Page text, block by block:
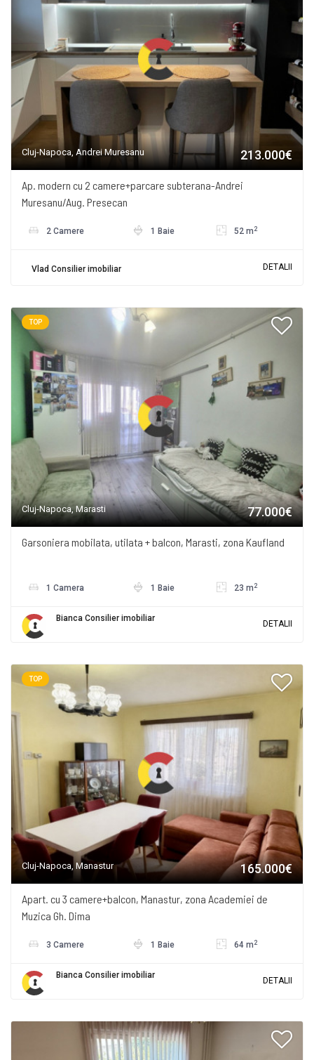
Cluj-Napoca, Andrei Muresanu 213.000€
Ap. modern cu 2 camere+parcare subterana-Andrei
Muresanu/Aug. Presecan
2 Camere 1 Baie 52 m 2
Vlad Consilier imobiliar DETALII
TOP
Cluj-Napoca, Marasti 77.000€
Garsoniera mobilata, utilata + balcon, Marasti, zona Kaufland
1 Camera 1 Baie 23 m 2
Bianca Consilier imobiliar
DETALII
TOP
Cluj-Napoca, Manastur 165.000€
Apart. cu 3 camere+balcon, Manastur, zona Academiei de
Muzica Gh. Dima
3 Camere 1 Baie 64 m 2
Bianca Consilier imobiliar
DETALII